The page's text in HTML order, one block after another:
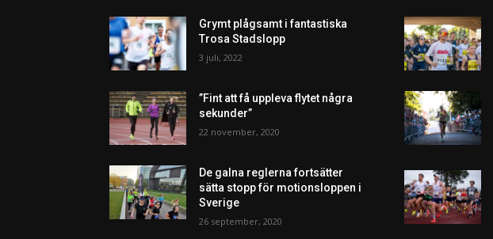
Grymt plågsamt i fantastiska
Trosa Stadslopp
3 juli, 2022
”Fint att få uppleva flytet några
sekunder”
22 november, 2020
De galna reglerna fortsätter
sätta stopp för motionsloppen i
Sverige
26 september, 2020